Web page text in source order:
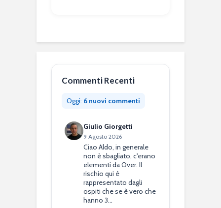
Commenti Recenti
Oggi: 6 nuovi commenti
Giulio Giorgetti
9 Agosto 2026
Ciao Aldo, in generale
non è sbagliato, c'erano
elementi da Over. Il
rischio qui è
rappresentato dagli
ospiti che se è vero che
hanno 3…